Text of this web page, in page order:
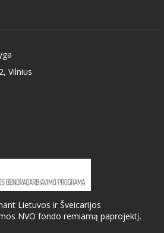
Vilnius
Lietuvos ir Šveicarijos
NVO fondo remiamą paprojektį.